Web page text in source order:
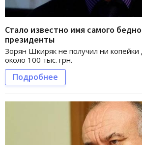
Стало известно имя самого
президенты
Зорян Шкиряк не получил ни копейки
около 100 тыс. грн.
Подробнее